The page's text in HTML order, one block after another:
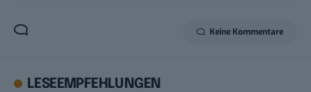
Keine Kommentare
LESEEMPFEHLUNGEN